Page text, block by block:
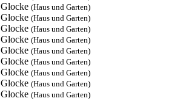
Glocke (Haus und Garten)
Glocke (Haus und Garten)
Glocke (Haus und Garten)
Glocke (Haus und Garten)
Glocke (Haus und Garten)
Glocke (Haus und Garten)
Glocke (Haus und Garten)
Glocke (Haus und Garten)
Glocke (Haus und Garten)